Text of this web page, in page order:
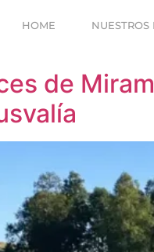
HOME NUESTROS
de